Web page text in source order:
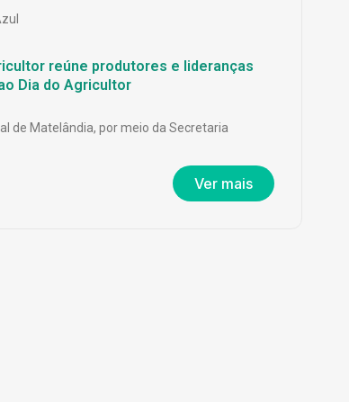
reúne produtores e lideranças
Dia do Agricultor
de Matelândia, por meio da Secretaria
Ver mais